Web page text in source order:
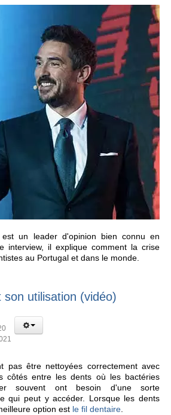
un leader d'opinion bien connu en
interview, il explique comment la crise
au Portugal et dans le monde.
son utilisation (vidéo)
pas être nettoyées correctement avec
côtés entre les dents où les bactéries
souvent ont besoin d'une sorte
qui peut y accéder. Lorsque les dents
option est le fil dentaire